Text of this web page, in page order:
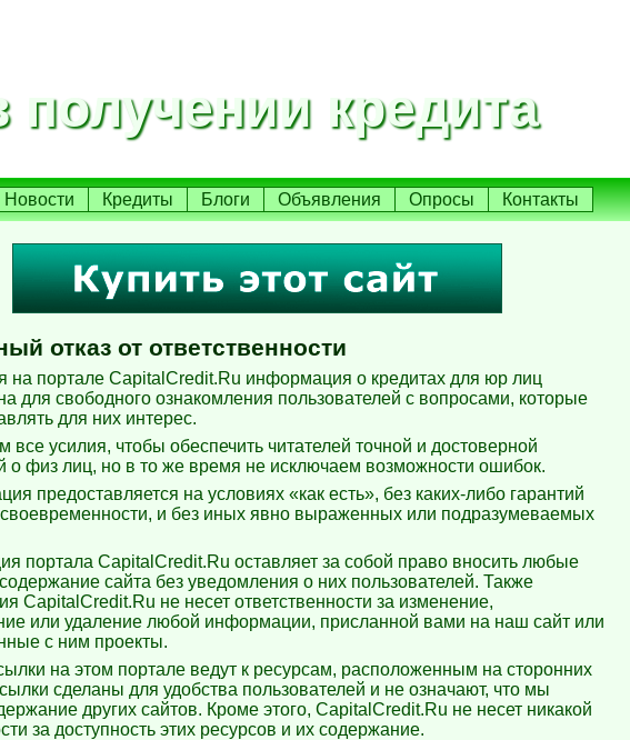
кредита
Новости Кредиты Блоги Объявления Опросы Контакты
отказ от ответственности
на портале CapitalCredit.Ru информация о кредитах для юр лиц
для свободного ознакомления пользователей с вопросами, которые
для них интерес.
все усилия, чтобы обеспечить читателей точной и достоверной
о физ лиц, но в то же время не исключаем возможности ошибок.
предоставляется на условиях «как есть», без каких-либо гарантий
и без иных явно выраженных или подразумеваемых
портала CapitalCredit.Ru оставляет за собой право вносить любые
сайта без уведомления о них пользователей. Также
CapitalCredit.Ru не несет ответственности за изменение,
или удаление любой информации, присланной вами на наш сайт или
с ним проекты.
на этом портале ведут к ресурсам, расположенным на сторонних
сделаны для удобства пользователей и не означают, что мы
других сайтов. Кроме этого, CapitalCredit.Ru не несет никакой
за доступность этих ресурсов и их содержание.